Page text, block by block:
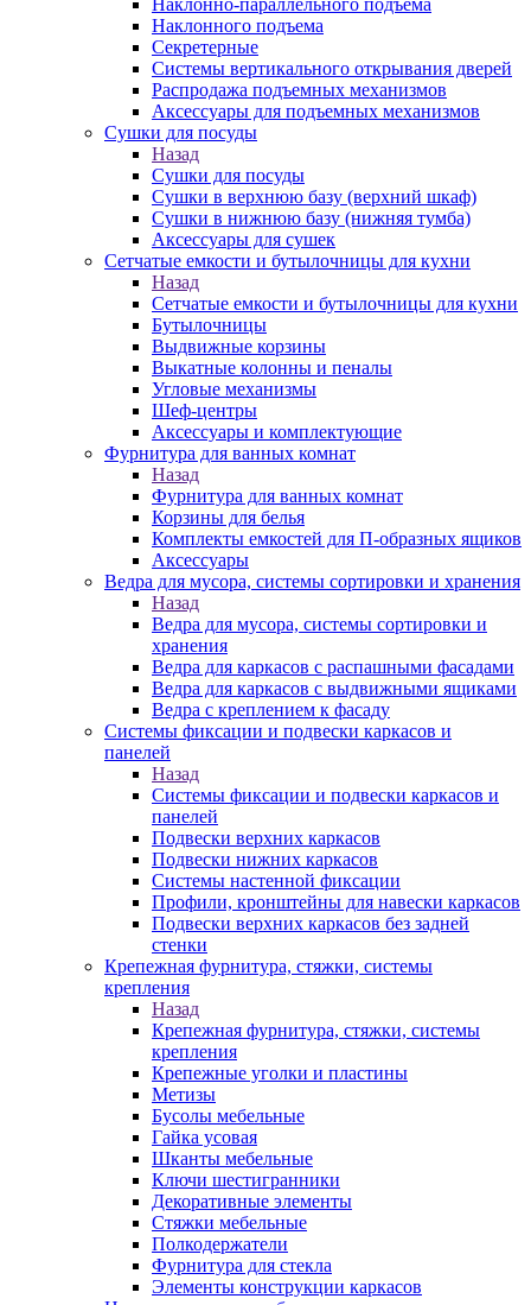
Наклонно-параллельного подъема
Наклонного подъема
Секретерные
Системы вертикального открывания дверей
Распродажа подъемных механизмов
Аксессуары для подъемных механизмов
Сушки для посуды
Назад
Сушки для посуды
Сушки в верхнюю базу (верхний шкаф)
Сушки в нижнюю базу (нижняя тумба)
Аксессуары для сушек
Сетчатые емкости и бутылочницы для кухни
Назад
Сетчатые емкости и бутылочницы для кухни
Бутылочницы
Выдвижные корзины
Выкатные колонны и пеналы
Угловые механизмы
Шеф-центры
Аксессуары и комплектующие
Фурнитура для ванных комнат
Назад
Фурнитура для ванных комнат
Корзины для белья
Комплекты емкостей для П-образных ящиков
Аксессуары
Ведра для мусора, системы сортировки и хранения
Назад
Ведра для мусора, системы сортировки и
хранения
Ведра для каркасов с распашными фасадами
Ведра для каркасов с выдвижными ящиками
Ведра с креплением к фасаду
Системы фиксации и подвески каркасов и
панелей
Назад
Системы фиксации и подвески каркасов и
панелей
Подвески верхних каркасов
Подвески нижних каркасов
Системы настенной фиксации
Профили, кронштейны для навески каркасов
Подвески верхних каркасов без задней
стенки
Крепежная фурнитура, стяжки, системы
крепления
Назад
Крепежная фурнитура, стяжки, системы
крепления
Крепежные уголки и пластины
Метизы
Бусолы мебельные
Гайка усовая
Шканты мебельные
Ключи шестигранники
Декоративные элементы
Стяжки мебельные
Полкодержатели
Фурнитура для стекла
Элементы конструкции каркасов